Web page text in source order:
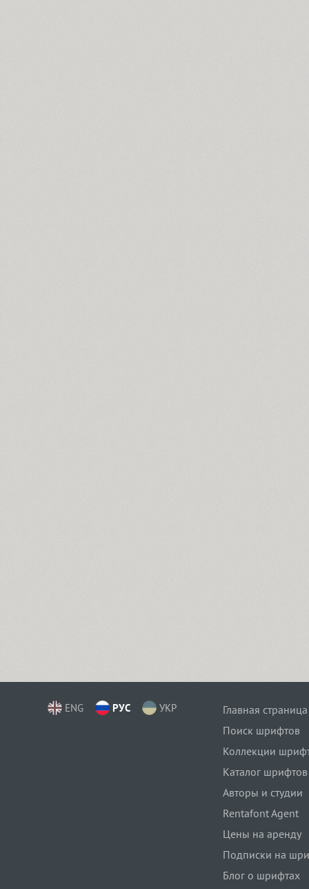
ENG РУС УКР
Главная страница
Поиск шрифтов
Коллекции
Каталог шрифтов
Авторы и студии
Rentafont Agent
Цены на аренду
Подписки на
Блог о шрифтах